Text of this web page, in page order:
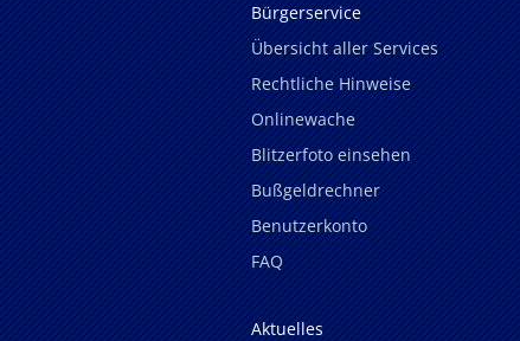
Bürgerservice
Übersicht aller Services
Rechtliche Hinweise
Onlinewache
Blitzerfoto einsehen
Bußgeldrechner
Benutzerkonto
FAQ
Aktuelles